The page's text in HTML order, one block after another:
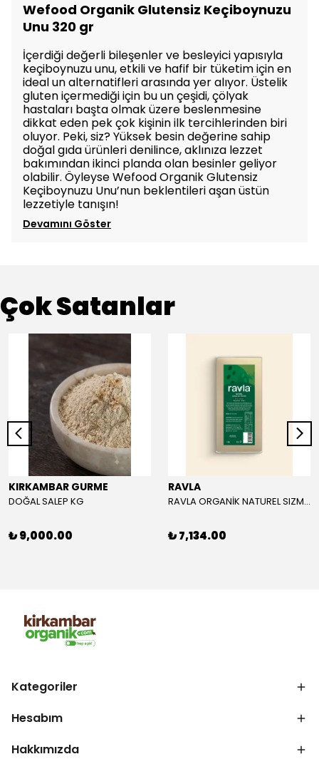
Wefood Organik Glutensiz Keçiboynuzu
Unu 320 gr
İçerdiği değerli bileşenler ve besleyici yapısıyla
keçiboynuzu unu, etkili ve hafif bir tüketim için en
ideal un alternatifleri arasında yer alıyor. Üstelik
gluten içermediği için bu un çeşidi, çölyak
hastaları başta olmak üzere beslenmesine
dikkat eden pek çok kişinin ilk tercihlerinden biri
oluyor. Peki, siz? Yüksek besin değerine sahip
doğal gıda ürünleri denilince, aklınıza lezzet
bakımından ikinci planda olan besinler geliyor
olabilir. Öyleyse Wefood Organik Glutensiz
Keçiboynuzu Unu’nun beklentileri aşan üstün
lezzetiyle tanışın!
Devamını Göster
Çok Satanlar
KIRKAMBAR GURME
DOĞAL SALEP KG
₺ 9,000.00
RAVLA
RAVLA ORGANİK NATUREL SIZMA ZEYTİNYAĞI 5L
₺ 7,134.00
Kategoriler
Hesabım
Hakkımızda